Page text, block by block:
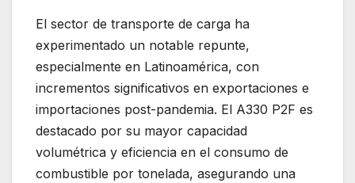
El sector de transporte de carga ha
experimentado un notable repunte,
especialmente en Latinoamérica, con
incrementos significativos en exportaciones e
importaciones post-pandemia. El A330 P2F es
destacado por su mayor capacidad
volumétrica y eficiencia en el consumo de
combustible por tonelada, asegurando una